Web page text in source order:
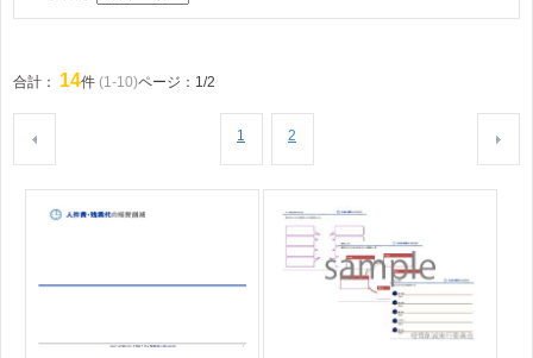
合計： 14件 (1-10)ページ：1/2
1 2